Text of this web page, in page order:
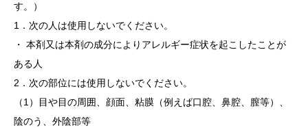
す。）
1．次の人は使用しないでください。
・ 本剤又は本剤の成分によりアレルギー症状を起こしたことが
ある人
2．次の部位には使用しないでください。
（1）目や目の周囲、顔面、粘膜（例えば口腔、鼻腔、膣等）、
陰のう、外陰部等